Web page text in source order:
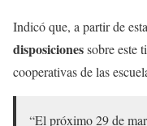
Indicó que, a partir de
disposicionessobre este
cooperativas de las
“El próximo 29 de